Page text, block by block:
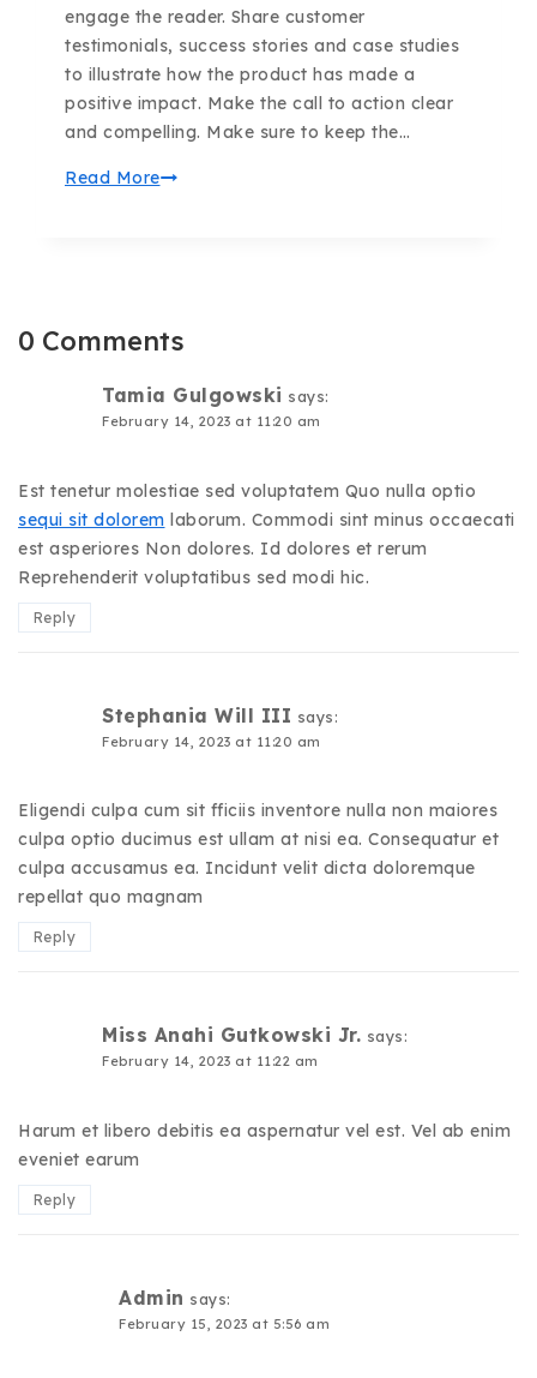
engage the reader. Share customer
testimonials, success stories and case studies
to illustrate how the product has made a
positive impact. Make the call to action clear
and compelling. Make sure to keep the…
Read More
0 Comments
Tamia Gulgowski says:
February 14, 2023 at 11:20 am
Est tenetur molestiae sed voluptatem Quo nulla optio
sequi sit dolorem laborum. Commodi sint minus occaecati
est asperiores Non dolores. Id dolores et rerum
Reprehenderit voluptatibus sed modi hic.
Reply
Stephania Will III says:
February 14, 2023 at 11:20 am
Eligendi culpa cum sit fficiis inventore nulla non maiores
culpa optio ducimus est ullam at nisi ea. Consequatur et
culpa accusamus ea. Incidunt velit dicta doloremque
repellat quo magnam
Reply
Miss Anahi Gutkowski Jr. says:
February 14, 2023 at 11:22 am
Harum et libero debitis ea aspernatur vel est. Vel ab enim
eveniet earum
Reply
Admin says:
February 15, 2023 at 5:56 am